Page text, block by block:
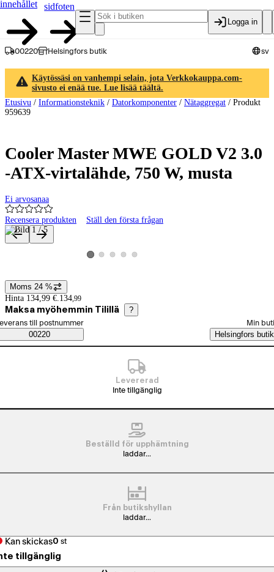
innehållet
sidfoten
Logga in
00220 Helsingfors butik sv
Käytössäsi on vanhempi selain, jota Verkkokauppa.com-
sivusto ei enää tue. Lue lisää täältä.
Etusivu / Informationsteknik / Datorkomponenter / Nätaggregat / Produkt
959639
Cooler Master MWE GOLD V2 3.0
-ATX-virtalähde, 750 W, musta
Ei arvosanaa
Recensera produkten Ställ den första frågan
Produktbilder och videor
Visa produktbild 1
Visa produktbild 2
Visa produktbild 3
Visa produktbild 4
Visa produktbild 5
Prisinformation
Moms 24 %
Hinta 134,99 €. 134,99
Maksa myöhemmin Tilillä ?
Saatavuustiedot
beställningssätt
till postnummer
00220
Min
Helsingfors butik
Levererad
Inte tillgänglig
Beställd för upphämtning
laddar...
Från butikshyllan
laddar...
Kan skickas0 st
tillgänglig